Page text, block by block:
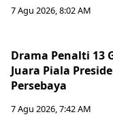
7 Agu 2026, 8:02 AM
Drama Penalti 13
Juara Piala
Persebaya
7 Agu 2026, 7:42 AM